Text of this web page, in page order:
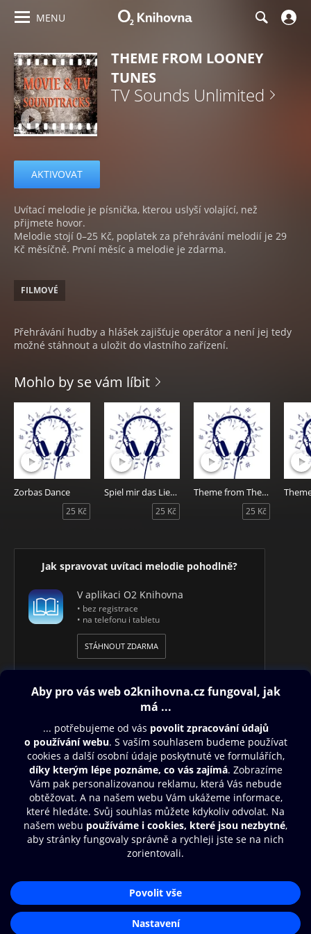
MENU
THEME FROM LOONEY
TUNES
TV Sounds Unlimited
AKTIVOVAT
Uvítací melodie je písnička, kterou uslyší volající, než
přijmete hovor.
Melodie stojí 0–25 Kč, poplatek za přehrávání melodií je 29
Kč měsíčně. První měsíc a melodie je zdarma.
FILMOVÉ
Přehrávání hudby a hlášek zajišťuje operátor a není jej tedy
možné stáhnout a uložit do vlastního zařízení.
Mohlo by se vám líbit
Zorbas Dance
25 Kč
Spiel mir das Lied vom Tod (Man With A Harmonica)
25 Kč
Theme from The Dark Knight Rises
25 Kč
Jak spravovat uvítaci melodie pohodlně?
V aplikaci O2 Knihovna
• bez registrace
• na telefonu i tabletu
STÁHNOUT ZDARMA
Obsah ke stažení
Moje O2 Knihovna
Další zábava
© O2 Czech Republic a.s.
Zásady zpracování osobních údajůAplikace O2 Knihovna
Čti a poslouchej své e-knihy a